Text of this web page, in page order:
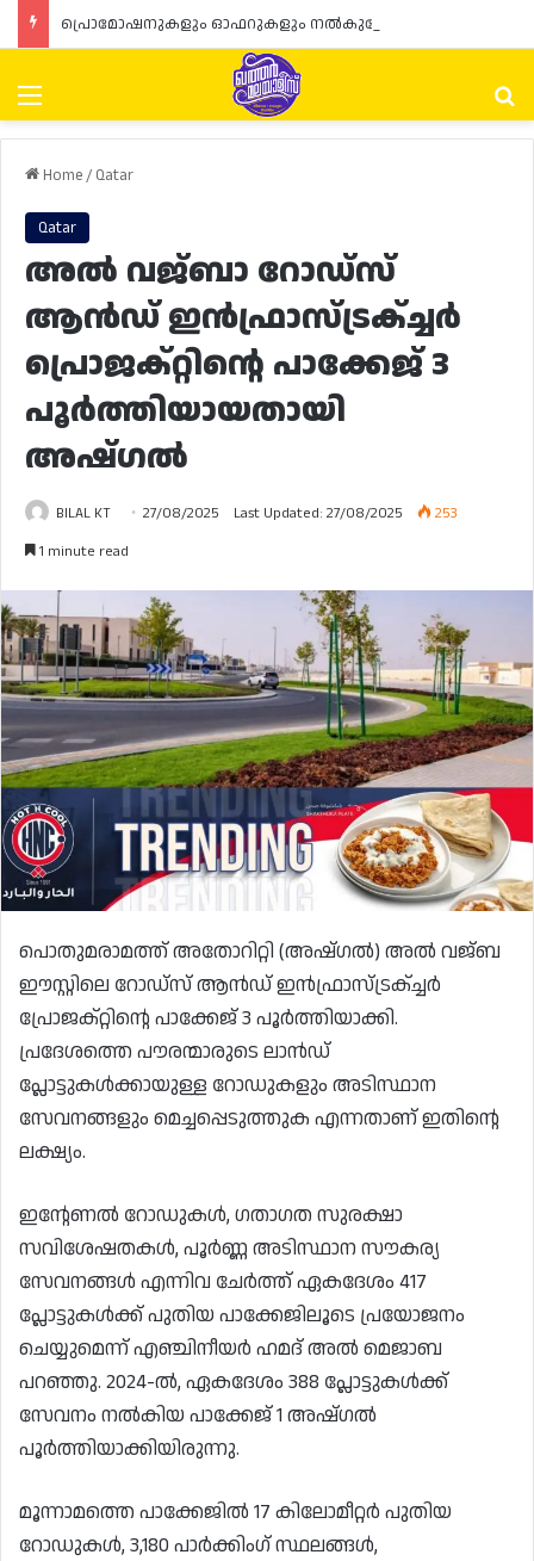
Menu
Home/ Qatar
Qatar
അൽ വജ്‌ബാ റോഡ്‌സ്
ആൻഡ് ഇൻഫ്രാസ്ട്രക്ച്ചർ
പ്രൊജക്റ്റിന്റെ പാക്കേജ് 3
പൂർത്തിയായതായി
അഷ്ഗൽ
BILAL KT 27/08/2025 Last Updated: 27/08/2025
253
1 minute read
പൊതുമരാമത്ത് അതോറിറ്റി (അഷ്ഗൽ) അൽ വജ്ബ
ഈസ്റ്റിലെ റോഡ്‌സ്‌ ആൻഡ് ഇൻഫ്രാസ്ട്രക്ച്ചർ
പ്രോജക്റ്റിന്റെ പാക്കേജ് 3 പൂർത്തിയാക്കി.
പ്രദേശത്തെ പൗരന്മാരുടെ ലാൻഡ്
പ്ലോട്ടുകൾക്കായുള്ള റോഡുകളും അടിസ്ഥാന
സേവനങ്ങളും മെച്ചപ്പെടുത്തുക എന്നതാണ് ഇതിന്റെ
ലക്ഷ്യം.
ഇന്റേണൽ റോഡുകൾ, ഗതാഗത സുരക്ഷാ
സവിശേഷതകൾ, പൂർണ്ണ അടിസ്ഥാന സൗകര്യ
സേവനങ്ങൾ എന്നിവ ചേർത്ത് ഏകദേശം 417
പ്ലോട്ടുകൾക്ക് പുതിയ പാക്കേജിലൂടെ പ്രയോജനം
ചെയ്യുമെന്ന് എഞ്ചിനീയർ ഹമദ് അൽ മെജാബ
പറഞ്ഞു. 2024-ൽ, ഏകദേശം 388 പ്ലോട്ടുകൾക്ക്
സേവനം നൽകിയ പാക്കേജ് 1 അഷ്ഗൽ
പൂർത്തിയാക്കിയിരുന്നു.
മൂന്നാമത്തെ പാക്കേജിൽ 17 കിലോമീറ്റർ പുതിയ
റോഡുകൾ, 3,180 പാർക്കിംഗ് സ്ഥലങ്ങൾ,